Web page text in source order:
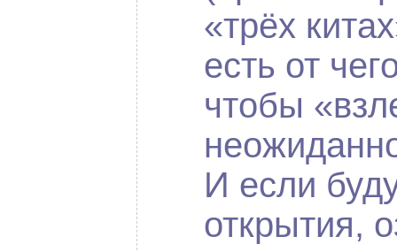
«трёх
есть от
чтобы
И если
открытия,